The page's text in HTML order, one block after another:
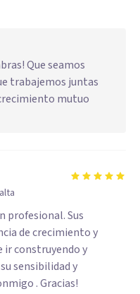
Que seamos
trabajemos juntas
mutuo
profesional. Sus
de crecimiento y
ir construyendo y
sensibilidad y
. Gracias!